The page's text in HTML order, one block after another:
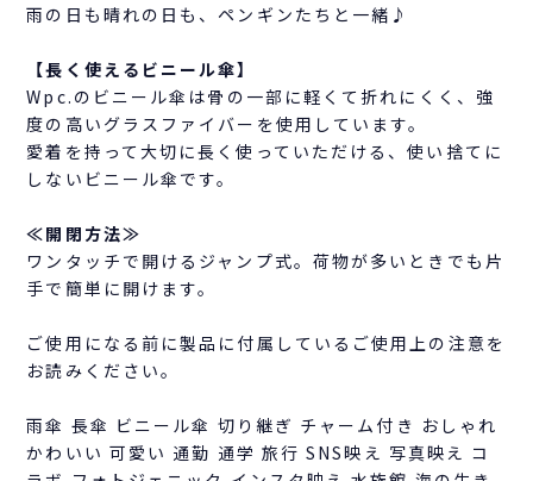
雨の日も晴れの日も、ペンギンたちと一緒♪
【長く使えるビニール傘】
Wpc.のビニール傘は骨の一部に軽くて折れにくく、強
度の高いグラスファイバーを使用しています。
愛着を持って大切に長く使っていただける、使い捨てに
しないビニール傘です。
≪開閉方法≫
ワンタッチで開けるジャンプ式。荷物が多いときでも片
手で簡単に開けます。
ご使用になる前に製品に付属しているご使用上の注意を
お読みください。
雨傘 長傘 ビニール傘 切り継ぎ チャーム付き おしゃれ
かわいい 可愛い 通勤 通学 旅行 SNS映え 写真映え コ